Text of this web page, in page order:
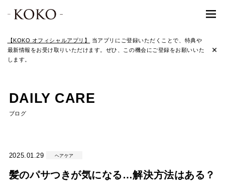
【KOKO オフィシャルアプリ】
当アプリにご登録いただくことで、特典や
最新情報をお受け取りいただけます。ぜひ、この機会にご登録をお願いいた
します。
DAILY CARE
ブログ
2025.01.29 ヘアケア
髪のパサつきが気になる…解決方法はある？